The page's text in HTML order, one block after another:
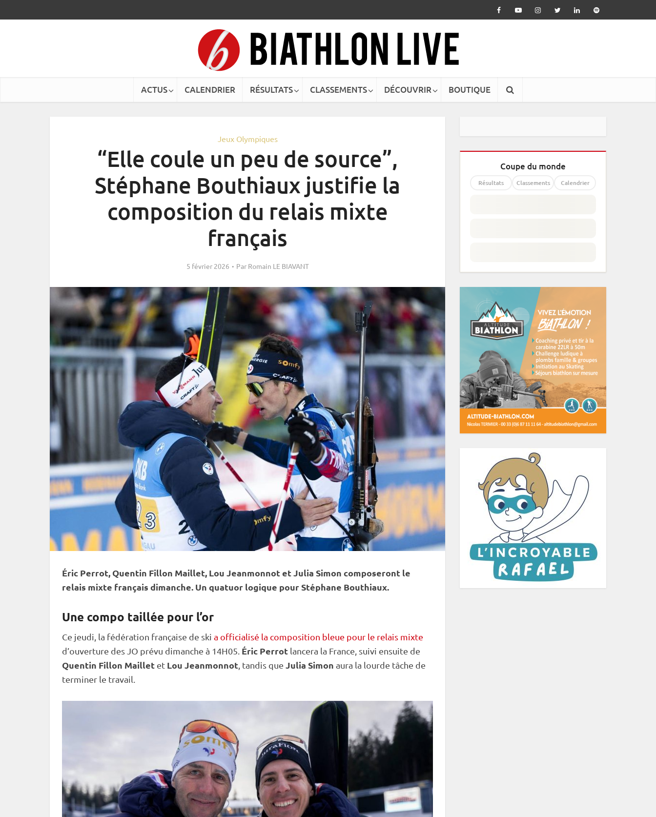
ACTUS CALENDRIER RÉSULTATS CLASSEMENTS DÉCOUVRIR BOUTIQUE
Jeux Olympiques
“Elle coule un peu de source”,
Stéphane Bouthiaux justifie la
composition du relais mixte
français
5 février 2026 Par Romain LE BIAVANT
Éric Perrot, Quentin Fillon Maillet, Lou Jeanmonnot et Julia Simon composeront le
relais mixte français dimanche. Un quatuor logique pour Stéphane Bouthiaux.
Une compo taillée pour l’or
Ce jeudi, la fédération française de ski a officialisé la composition bleue pour le relais mixte
d’ouverture des JO prévu dimanche à 14H05. Éric Perrot lancera la France, suivi ensuite de
Quentin Fillon Maillet et Lou Jeanmonnot , tandis que Julia Simon aura la lourde tâche de
terminer le travail.
Coupe du monde
Résultats Classements Calendrier